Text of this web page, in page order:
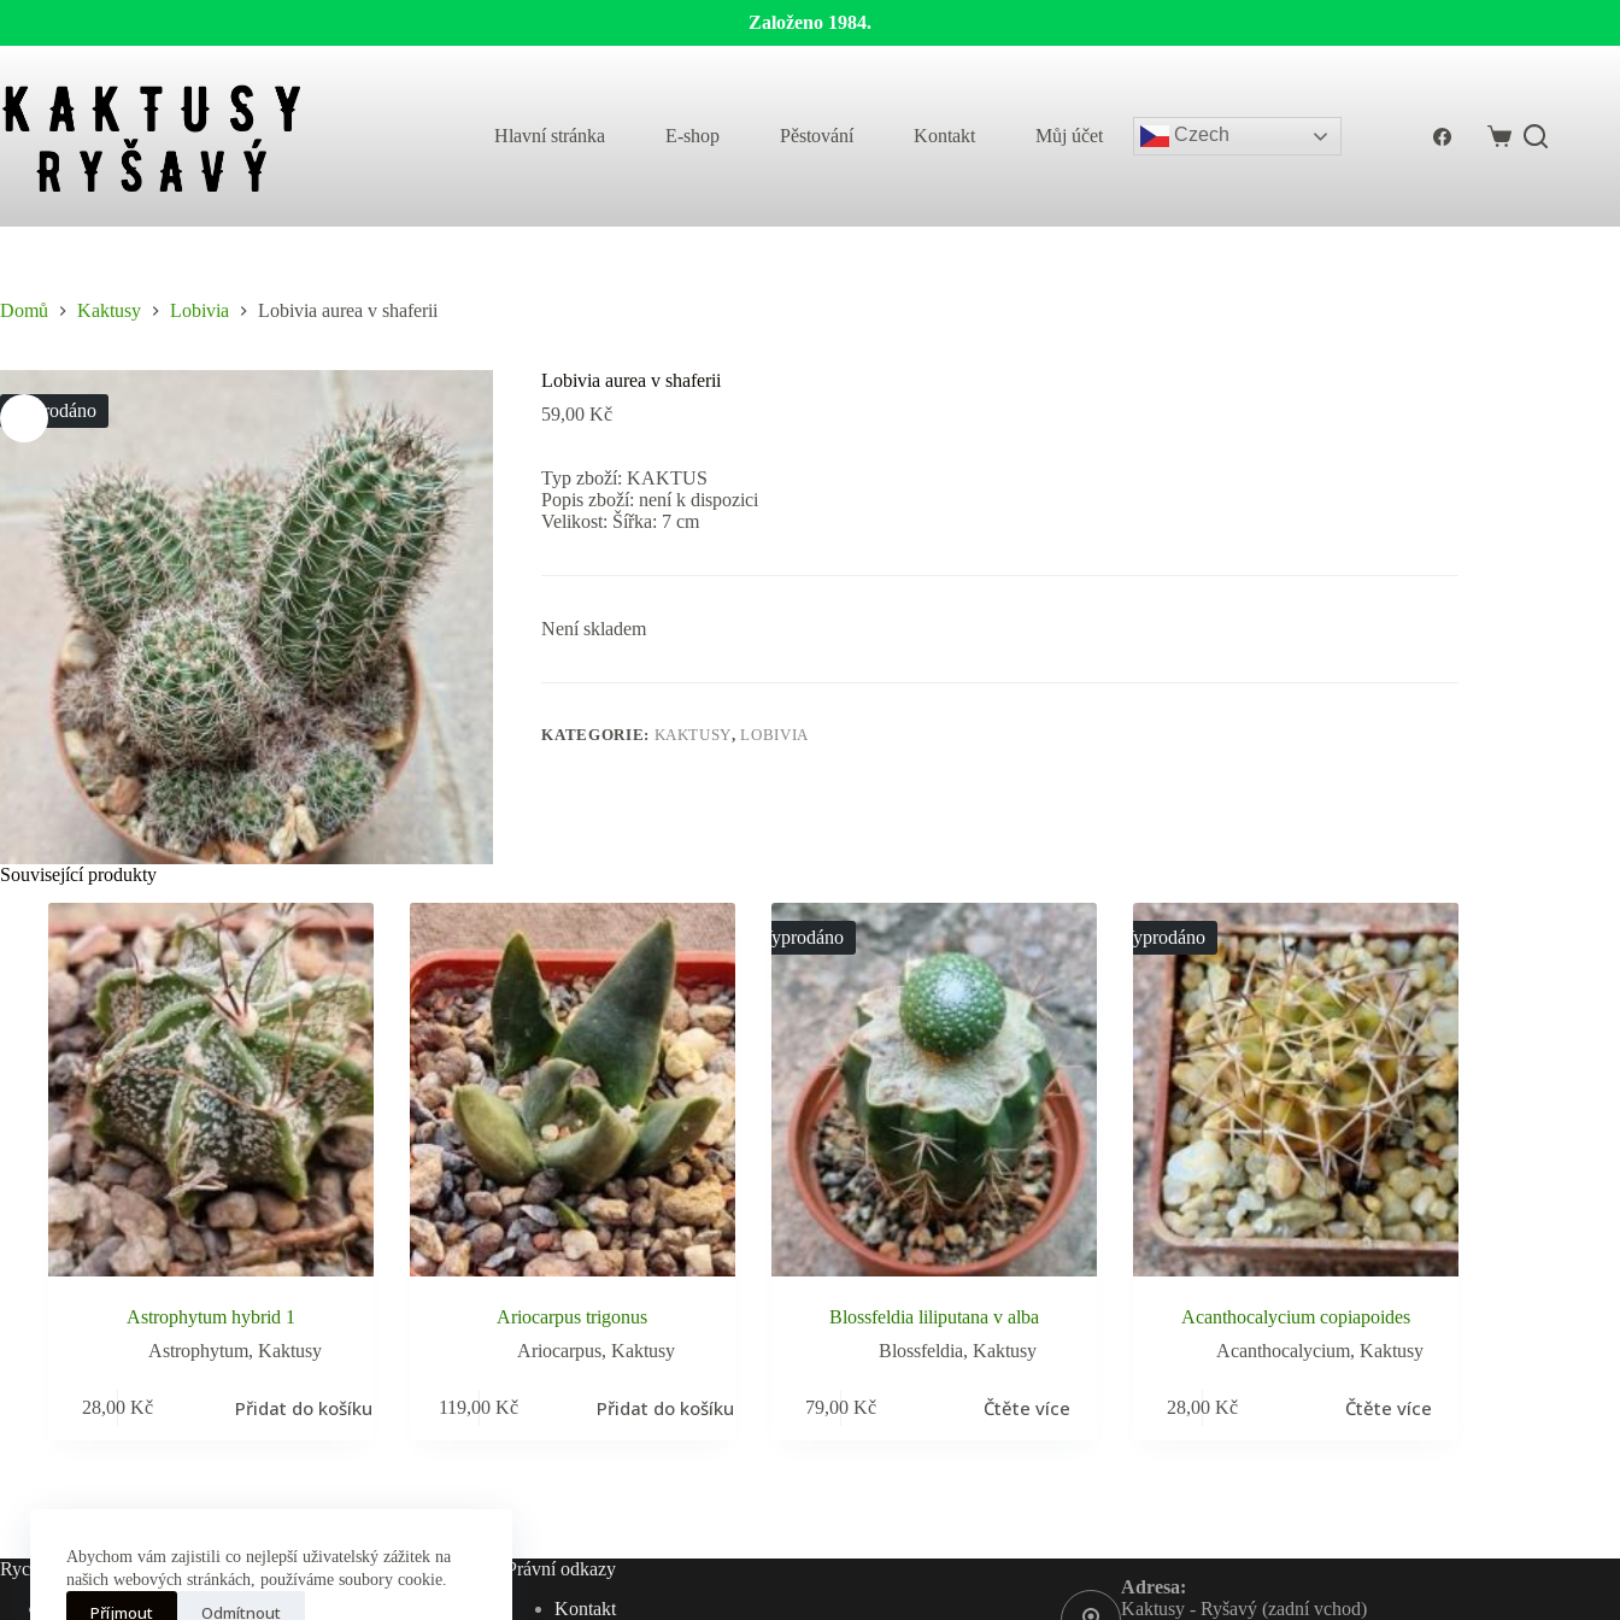
Založeno 1984.
content
Abychom vám zajistili co nejlepší uživatelský zážitek na
našich webových stránkách, používáme soubory cookie.
Příjmout Odmítnout
Hlavní stránka E-shop Pěstování Kontakt Můj účet Czech
Shopping
Domů Kaktusy Lobivia Lobivia aurea v shaferii
Vyprodáno
Lobivia aurea v shaferii
59,00Kč
Typ zboží: KAKTUS
Popis zboží: není k dispozici
Velikost: Šířka: 7 cm
Není skladem
KATEGORIE: KAKTUSY,LOBIVIA
Související produkty
Astrophytum hybrid 1
Astrophytum, Kaktusy
28,00 Kč Přidat do košíku
Ariocarpus trigonus
Ariocarpus,Kaktusy
119,00Kč Přidat do košíku
Vyprodáno
Blossfeldia liliputana v alba
Blossfeldia,Kaktusy
79,00 Kč Čtěte více
Vyprodáno
Acanthocalycium copiapoides
Acanthocalycium, Kaktusy
28,00 Kč Čtěte více
Rychlé odkazy
Hlavní stránka
Právní odkazy
Kontakt
Adresa:
Kaktusy - Ryšavý (zadní vchod)